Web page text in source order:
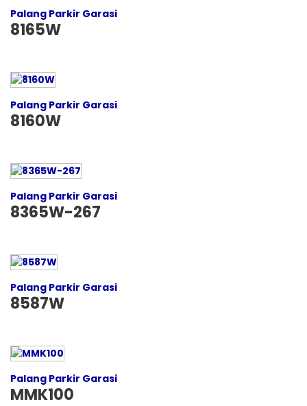
Palang Parkir Garasi
8165W
Palang Parkir Garasi
8160W
Palang Parkir Garasi
8365W-267
Palang Parkir Garasi
8587W
Palang Parkir Garasi
MMK100